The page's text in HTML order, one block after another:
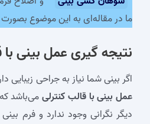
ما در مقاله‌ای به این موضوع بصورت
نتیجه گیریعمل بینی با
اگر بینی شما نیاز به جراحی زیبایی
عمل بینی با قالب کنترلیمی‌باشد
دیگر نگرانی وجود ندارد و فرم